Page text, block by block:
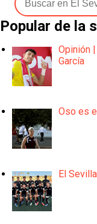
Popular de la
Opinión
García
Oso es
El